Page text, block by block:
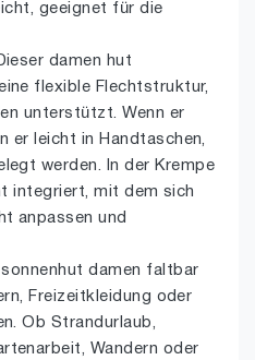
geeignet für die
damen hut
flexible Flechtstruktur,
unterstützt. Wenn er
er leicht in Handtaschen,
werden. In der Krempe
integriert, mit dem sich
anpassen und
damen faltbar
Freizeitkleidung oder
Ob Strandurlaub,
Wandern oder